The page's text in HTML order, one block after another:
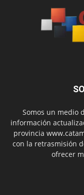
Somos un medio
información
provincia
con la retrasmisión
ofrecer